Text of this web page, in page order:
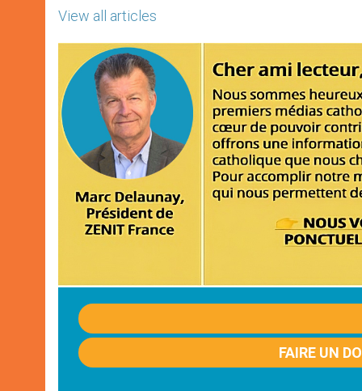
View all articles
FAIRE UN